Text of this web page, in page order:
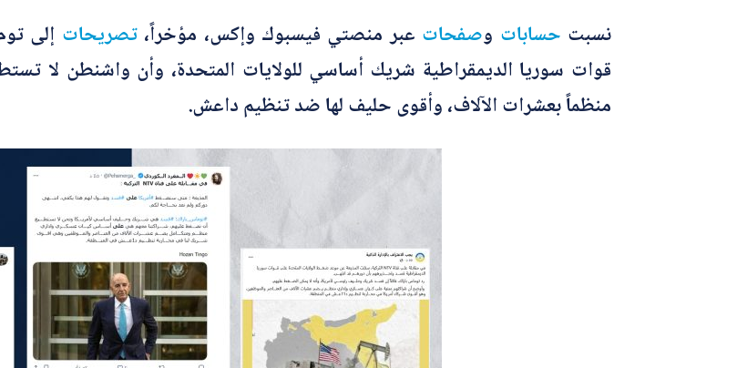
ب
ر
نسبت حسابات وصفحات عبر منصتي فيسبوك وإكس، مؤخراً،تصريحات إلى
قوات سوريا الديمقراطية شريك أساسي للولايات المتحدة، وأن واشنطن لا
منظماً بعشرات الآلاف، وأقوى حليف لها ضد تنظيم داعش.